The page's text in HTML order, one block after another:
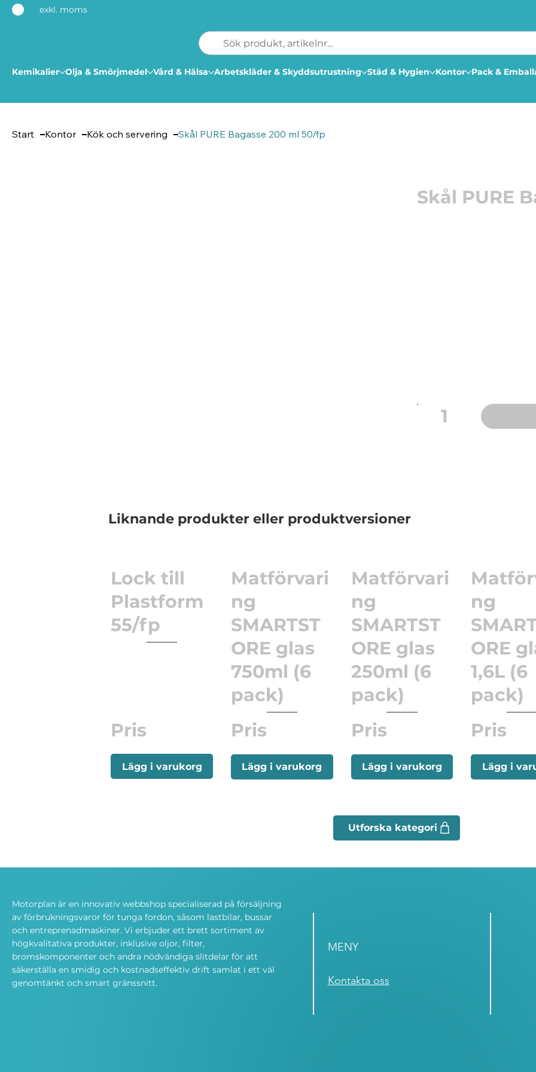
exkl. moms
Kemikalier Olja & Smörjmedel Vård & Hälsa Arbetskläder & Skyddsutrustning Städ & Hygien Kontor Pack &
Start Kontor Kök och servering Skål PURE Bagasse 200 ml 50/fp
Skål PURE
1
Liknande produkter eller produktversioner
Lock till
Plastform
55/fp
Pris
Lägg i varukorg
Matförvari
ng
SMARTST
ORE glas
750ml (6
pack)
Pris
Lägg i varukorg
Matförvari
ng
SMARTST
ORE glas
250ml (6
pack)
Pris
Lägg i varukorg
ng
ORE
1,6L (6
pack)
Pris
Lägg i
Motorplan är en innovativ webbshop specialiserad på försäljning
av förbrukningsvaror för tunga fordon, såsom lastbilar, bussar
och entreprenadmaskiner. Vi erbjuder ett brett sortiment av
högkvalitativa produkter, inklusive oljor, filter,
bromskomponenter och andra nödvändiga slitdelar för att
säkerställa en smidig och kostnadseffektiv drift samlat i ett väl
genomtänkt och smart gränssnitt.
MENY
Kontakta oss